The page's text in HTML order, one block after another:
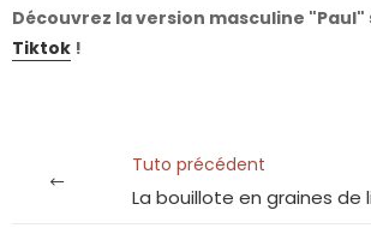
Découvrez la version masculine "Paul"
Tiktok !
Tuto précédent
La bouillote en graines de